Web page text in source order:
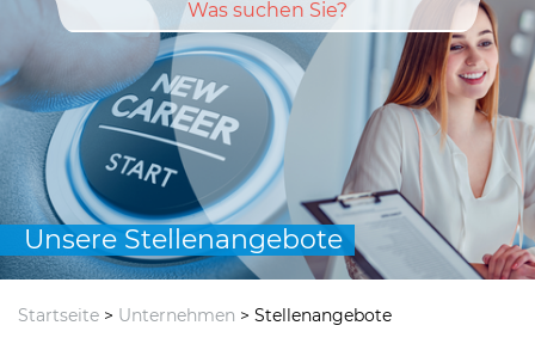
Unsere Stellenangebote
Startseite > Unternehmen > Stellenangebote